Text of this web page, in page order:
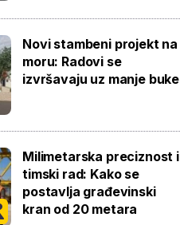
Novi stambeni projekt na
moru: Radovi se
izvršavaju uz manje buke
Milimetarska preciznost i
timski rad: Kako se
postavlja građevinski
kran od 20 metara